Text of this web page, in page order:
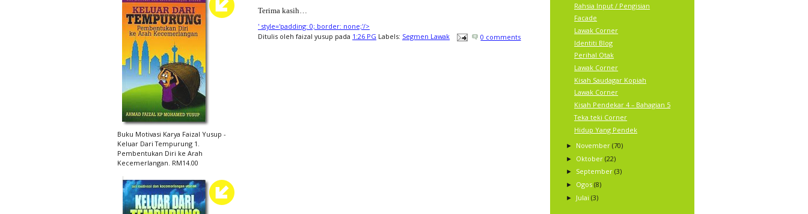
Buku Motivasi Karya Faizal Yusup -
Keluar Dari Tempurung 1.
Pembentukan Diri ke Arah
Kecemerlangan. RM14.00
Terima kasih…
' style='padding: 0; border: none;'/>
Ditulis oleh faizal yusup pada 1:26 PG Labels: Segmen Lawak 0 comments
Rahsia Input / Pengisian
Facade
Lawak Corner
Identiti Blog
Perihal Otak
Lawak Corner
Kisah Saudagar Kopiah
Lawak Corner
Kisah Pendekar 4 – Bahagian 5
Teka teki Corner
Hidup Yang Pendek
► November (70)
► Oktober (22)
► September (3)
► Ogos (8)
► Julai (3)